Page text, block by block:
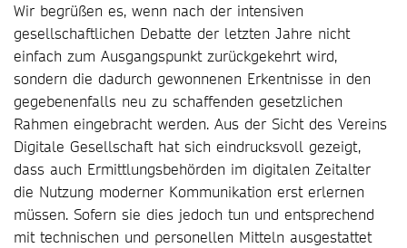
Wir begrüßen es, wenn nach der intensiven
gesellschaftlichen Debatte der letzten Jahre nicht
einfach zum Ausgangspunkt zurückgekehrt wird,
sondern die dadurch gewonnenen Erkentnisse in den
gegebenenfalls neu zu schaffenden gesetzlichen
Rahmen eingebracht werden. Aus der Sicht des Vereins
Digitale Gesellschaft hat sich eindrucksvoll gezeigt,
dass auch Ermittlungsbehörden im digitalen Zeitalter
die Nutzung moderner Kommunikation erst erlernen
müssen. Sofern sie dies jedoch tun und entsprechend
mit technischen und personellen Mitteln ausgestattet